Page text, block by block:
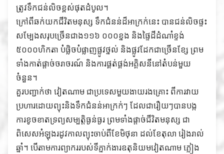
ត្រូវទឹកជន់លិចខ្ពស់ផុតដំបូល។
ក្រៅពីឆក់យកជីវិតមនុស្ស ទឹកជំនន់ដ៏អាក្រក់នេះ បានជន់លិចផ្ទះ
សម្បែងសរុបច្រើនជាង១១៦ ០០០ខ្នង និងផ្ទៃដីដំណាំខ្ទង់
៥០០០ហិកតា បំផ្លិចបំផ្លាញផ្លូវថ្នល់ និងផ្លូវដែកជាច្រើនខ្សែ ព្រម
ទាំងកាត់ផ្តាច់ចរាចរណ៍ និងការផ្គត់ផ្គង់អគ្គិសនីនៅតំបន់មួយ
ចំនួន។
គួរបញ្ជាក់ថា វៀតណាម ជាប្រទេសមួយងាយរងគ្រោះ ពីការវាយ
ប្រហារដោយព្យុះនិងទឹកជំនន់អាក្រក់ៗ ដែលជារឿយៗបានបង្ក​
ការខូចខាតទ្រព្យសម្បត្តិធ្ងន់ធ្ងរ ព្រមទាំងផ្តាច់ជីវិតមនុស្ស ជា
ពិសេសអំឡុងរដូវកាលព្យុះចាប់ពីខែមិថុនា ដល់ខែតុលា រៀងរាល់
ឆ្នាំ។ បើតាមការព្យាកររបស់ទីភ្នាក់ងារឧតុនិយមវៀតណាម ភ្លៀង